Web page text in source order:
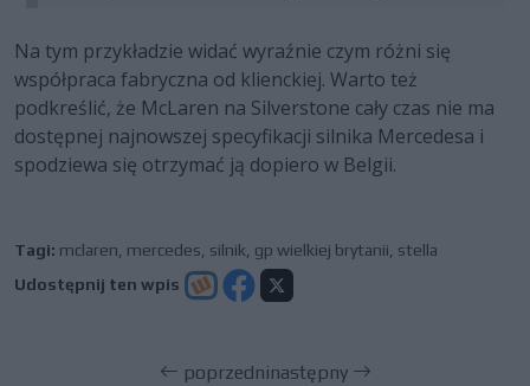
Na tym przykładzie widać wyraźnie czym różni się
współpraca fabryczna od klienckiej. Warto też
podkreślić, że McLaren na Silverstone cały czas nie ma
dostępnej najnowszej specyfikacji silnika Mercedesa i
spodziewa się otrzymać ją dopiero w Belgii.
Tagi: mclaren mercedes silnik gp wielkiej brytanii stella
Udostępnij ten wpis
poprzedninastępny